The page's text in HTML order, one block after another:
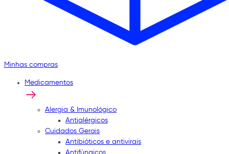
Minhas compras
Medicamentos
Alergia & Imunológico
Antialérgicos
Cuidados Gerais
Antibióticos e antivirais
Antifúngicos